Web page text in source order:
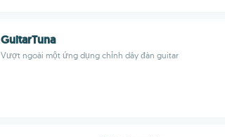
GuitarTuna
Vượt ngoài một ứng dụng chỉnh dây đàn guitar